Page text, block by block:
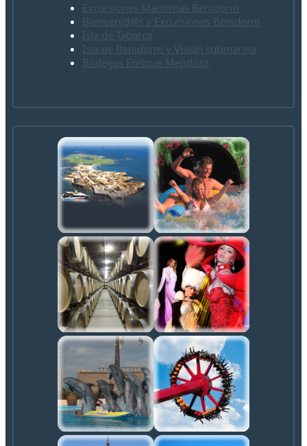
Excursiones Marítimas Benidorm
Bienvenid@s a Excursiones Benidorm
Isla de Tabarca
Isla de Benidorm y Visión submarina
Bodegas Enrique Mendoza